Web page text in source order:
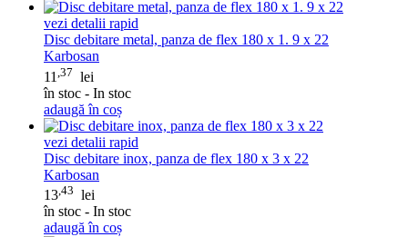
vezi detalii rapid
Disc debitare metal, panza de flex 180 x 1. 9 x 22
Karbosan
11 ,37 lei
în stoc - In stoc
adaugă în coș
vezi detalii rapid
Disc debitare inox, panza de flex 180 x 3 x 22
Karbosan
13 ,43 lei
în stoc - In stoc
adaugă în coș